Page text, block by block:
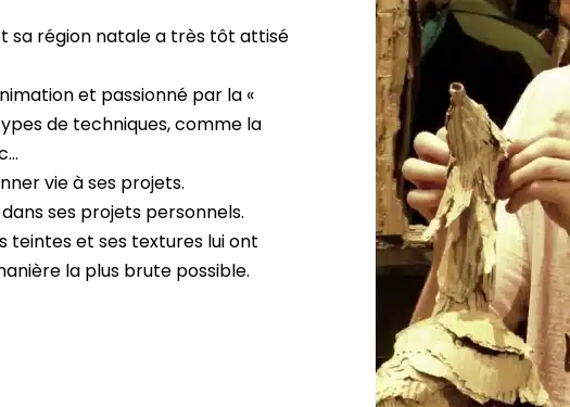
sa région natale a très tôt attisé
et passionné par la «
de techniques, comme la
vie à ses projets.
ses projets personnels.
teintes et ses textures lui ont
la plus brute possible.